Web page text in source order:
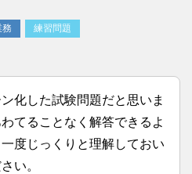
練習問題
化した試験問題だと思いま
てることなく解答できるよ
一度じっくりと理解しておい
い。